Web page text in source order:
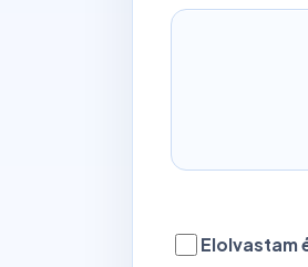
Elolvastam